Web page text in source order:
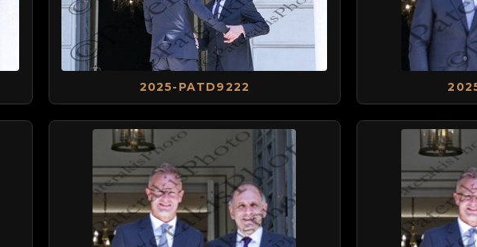
2025-PATD9222